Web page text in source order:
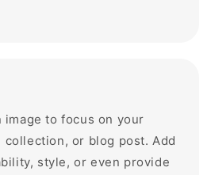
image to focus on your
collection, or blog post. Add
style, or even provide